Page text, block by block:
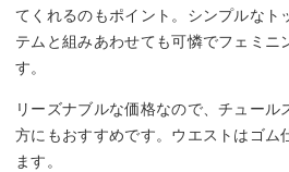
てくれるのもポイント。シンプルなト
テムと組みあわせても可憐でフェミニ
す。
リーズナブルな価格なので、チュール
方にもおすすめです。ウエストはゴム
ます。